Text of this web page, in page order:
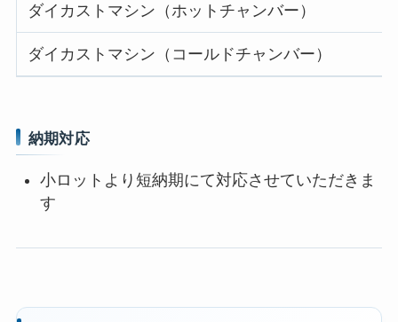
ダイカストマシン（ホットチャンバー）
ダイカストマシン（コールドチャンバー）
納期対応
小ロットより短納期にて対応させていただきま
す